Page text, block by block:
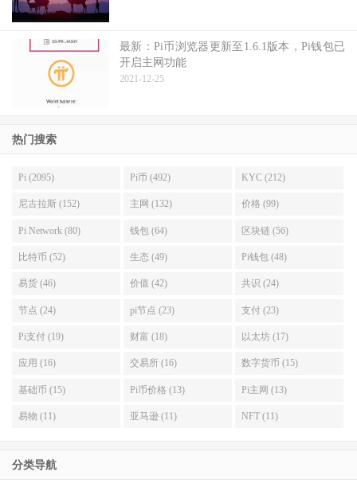
最新：Pi币浏览器更新至1.6.1版本，Pi钱包已
开启主网功能
2021-12-25
热门搜索
Pi (2095) Pi币 (492) KYC (212)
尼古拉斯 (152) 主网 (132) 价格 (99)
Pi Network (80) 钱包 (64) 区块链 (56)
比特币 (52) 生态 (49) Pi钱包 (48)
易货 (46) 价值 (42) 共识 (24)
节点 (24) pi节点 (23) 支付 (23)
Pi支付 (19) 财富 (18) 以太坊 (17)
应用 (16) 交易所 (16) 数字货币 (15)
基础币 (15) Pi币价格 (13) Pi主网 (13)
易物 (11) 亚马逊 (11) NFT (11)
分类导航